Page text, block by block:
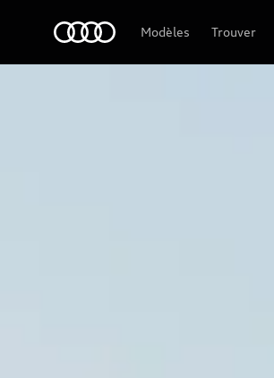
Modèles Trouver